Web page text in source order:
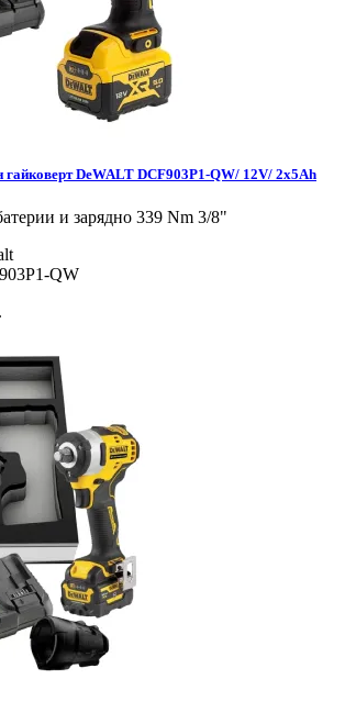
гайковерт DeWALT DCF903P1-QW/ 12V/ 2x5Ah
и зарядно 339 Nm 3/8"
QW